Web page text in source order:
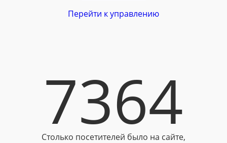
Перейти к управлению
7364
Столько посетителей было на сайте,